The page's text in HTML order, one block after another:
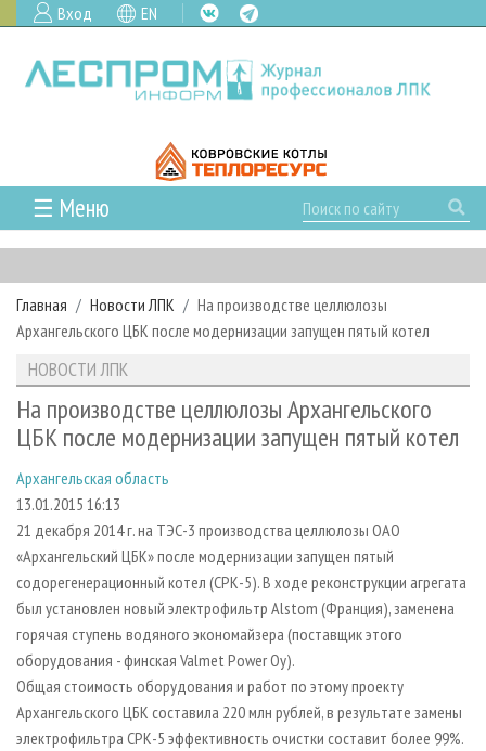
Вход EN
☰ Меню
ГЛАВНАЯ
РУБРИКИ И ТЕМЫ
РУБРИКИ ЖУРНАЛА
ЛЕСОЗАГОТОВКА
ЛЕСОПИЛЕНИЕ
СУШКА ДРЕВЕСИНЫ
ПРОИЗВОДСТВО ДРЕВЕСНЫХ ПЛИТ
ДЕРЕВЯННОЕ ДОМОСТРОЕНИЕ
ПРОИЗВОДСТВО МЕБЕЛИ
БИОЭНЕРГЕТИКА
ЦБП
ИНСТРУМЕНТ И МАТЕРИАЛЫ
НОВОСТИ
НОВОСТИ ЛПК
НОВОСТИ ЖУРНАЛА
ПРОЕКТЫ ЛПИ
АНАЛИТИКА
ПРЕДПРИЯТИЯ ЛПК
ПЕРСОНЫ
МОБИЛЬНЫЕ ВЫСТАВКИ
ОФИЦИАЛЬНЫЕ ДЕЛЕГАЦИИ
ПРИОРИТЕТНЫЕ ИНВЕСТПРОЕКТЫ
RUSSIAN FORESTRY REVIEW
ГАЗЕТА ЛЕСПРОМФОРУМ
БИБЛИОТЕКА СПЕЦИАЛИСТА
АРХИВ ЖУРНАЛОВ
О ЖУРНАЛЕ
ПОДПИСКА
КОНТАКТЫ
РЕКЛАМОДАТЕЛЯМ
РЕКЛАМА
РЕКЛАМА НА САЙТЕ
Главная Новости ЛПК
На производстве целлюлозы
Архангельского ЦБК после модернизации запущен пятый котел
НОВОСТИ ЛПК
На производстве целлюлозы Архангельского
ЦБК после модернизации запущен пятый котел
Архангельская область
13.01.2015 16:13
21 декабря 2014 г. на ТЭС-3 производства целлюлозы ОАО
«Архангельский ЦБК» после модернизации запущен пятый
содорегенерационный котел (СРК-5). В ходе реконструкции агрегата
был установлен новый электрофильтр Alstom (Франция), заменена
горячая ступень водяного экономайзера (поставщик этого
оборудования - финская Valmet Power Oy).
Общая стоимость оборудования и работ по этому проекту
Архангельского ЦБК составила 220 млн рублей, в результате замены
электрофильтра СРК-5 эффективность очистки составит более 99%.